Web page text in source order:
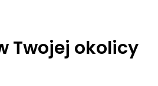
Twojej okolicy